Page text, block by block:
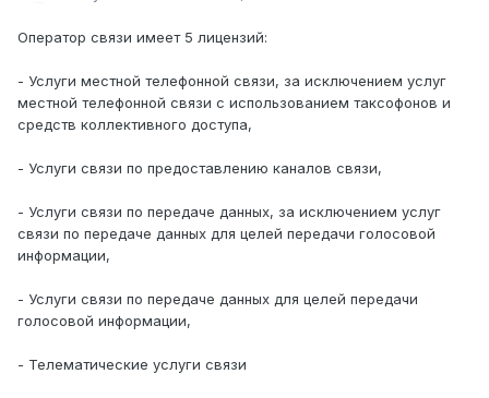
Оператор связи имеет 5 лицензий:
- Услуги местной телефонной связи, за исключением услуг
местной телефонной связи с использованием таксофонов и
средств коллективного доступа,
- Услуги связи по предоставлению каналов связи,
- Услуги связи по передаче данных, за исключением услуг
связи по передаче данных для целей передачи голосовой
информации,
- Услуги связи по передаче данных для целей передачи
голосовой информации,
- Телематические услуги связи